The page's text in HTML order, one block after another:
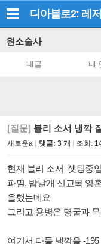
디아블로2: 레
원소술사
내글 내
[질문] 블리 소서 냉깍
새로운a 댓글: 3 개 조회:
현재 블리 소서 셋팅중
파멸, 밤날개 신교복 영
을했는데요
그리고 용병은 명굴과
여기서 다들 냉깍을 -